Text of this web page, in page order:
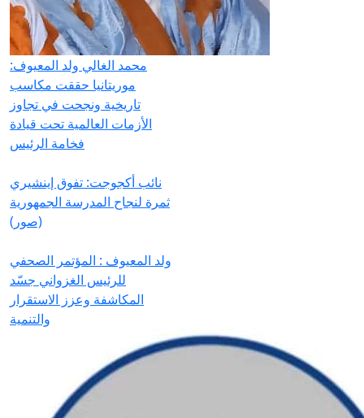
محمد الغالي ولد المعيوف:
موريتانيا حققت مكاسب
تاريخية ونجحت في تجاوز
الأزمات العالمية تحت قيادة
فخامة الرئيس
نائب أكجوجت: تفوق إينشيري
ثمرة لنجاح المدرسة الجمهورية
(صور)
ولد المعيوف : المؤتمر الصحفي
للرئيس الغزواني جسّد
المكاشفة وعزز الاستقرار
والتنمية